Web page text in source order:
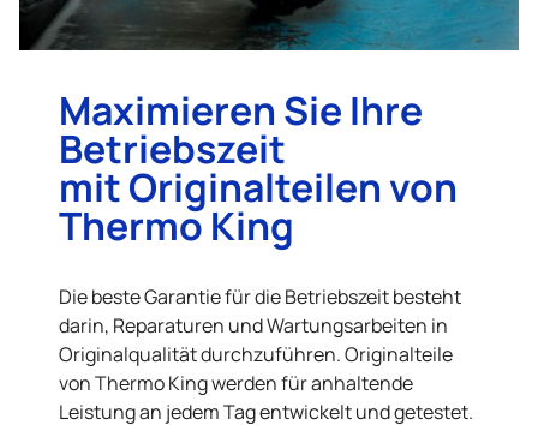
Maximieren Sie Ihre
Betriebszeit
mit Originalteilen von
Thermo King
Die beste Garantie für die Betriebszeit besteht
darin, Reparaturen und Wartungsarbeiten in
Originalqualität durchzuführen. Originalteile
vonThermo Kingwerden für anhaltende
Leistung an jedem Tag entwickelt und getestet.